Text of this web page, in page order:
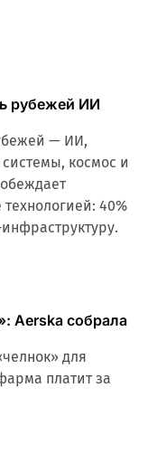
рубежей ИИ
— ИИ,
космос и
40%
Aerska собрала
для
платит за